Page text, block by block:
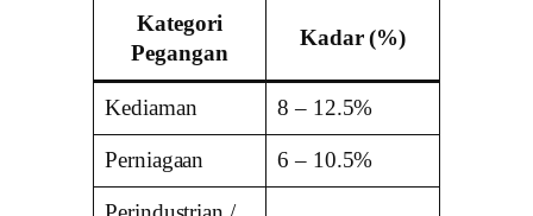
Kategori
Pegangan
Kadar (%)
Kediaman 8 – 12.5%
Perniagaan 6 – 10.5%